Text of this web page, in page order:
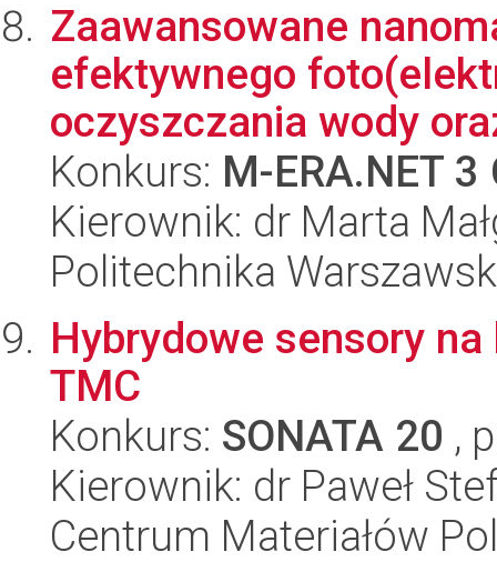
Zaawansowane
efektywnego
oczyszczania wody
Konkurs: M-ERA.NET
Kierownik: dr Marta
Politechnika
Hybrydowe sensory
TMC
Konkurs: SONATA 20 ,
Kierownik: dr Paweł
Centrum Materiałów